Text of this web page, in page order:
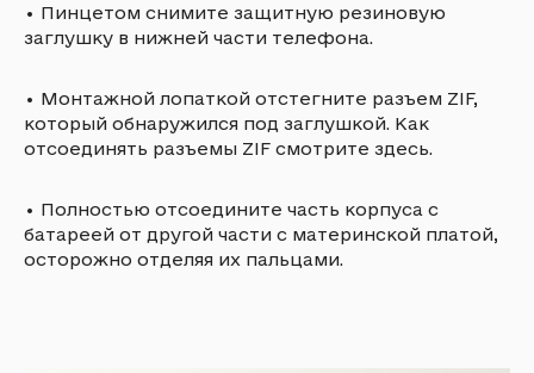
• Пинцетом снимите защитную резиновую
заглушку в нижней части телефона.
• Монтажной лопаткой отстегните разъем ZIF,
который обнаружился под заглушкой. Как
отсоединять разъемы ZIF смотрите здесь.
• Полностью отсоедините часть корпуса с
батареей от другой части с материнской платой,
осторожно отделяя их пальцами.